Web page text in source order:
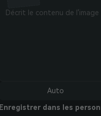
Auto
Enregistrer dans les